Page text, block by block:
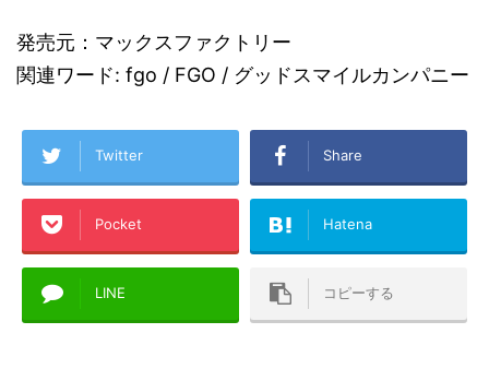
発売元：マックスファクトリー
関連ワード: fgo / FGO / グッドスマイルカンパニー
Twitter Share
Pocket Hatena
LINE コピーする